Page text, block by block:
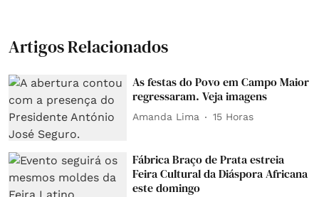
Artigos Relacionados
As festas do Povo em Campo Maior
regressaram. Veja imagens
Amanda Lima 15 Horas
Fábrica Braço de Prata estreia
Feira Cultural da Diáspora Africana
este domingo